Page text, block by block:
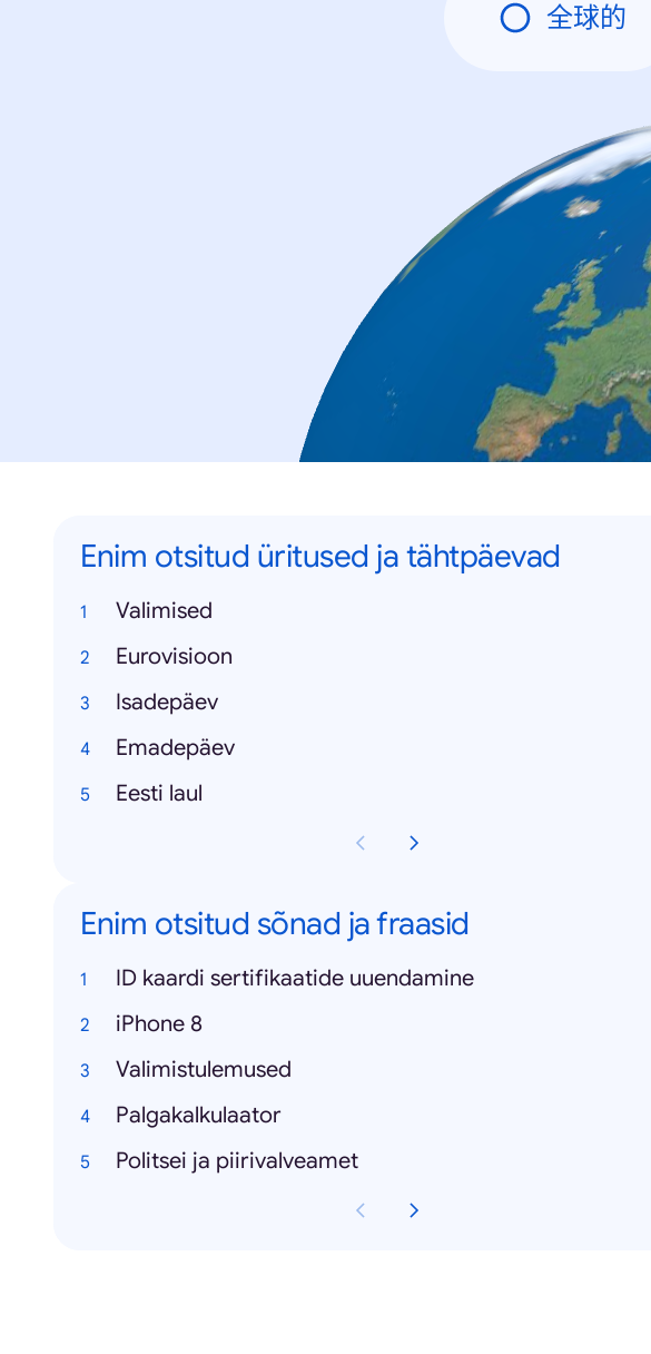
全球的
Enim otsitud üritused ja tähtpäevad
Valimised
Eurovisioon
Isadepäev
Emadepäev
Eesti laul
Enim otsitud sõnad ja fraasid
ID kaardi sertifikaatide uuendamine
iPhone 8
Valimistulemused
Palgakalkulaator
Politsei ja piirivalveamet